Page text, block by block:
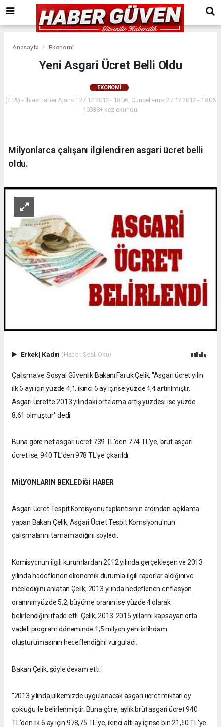
Anasayfa Ekonomi
Yeni Asgari Ücret Belli Oldu
EKONOMI
(İHA) - İhlas Haber Ajansı | 27.12.2012 - 18:06, Güncelleme: 27.12.2012 - 18:06
10038+ kez okundu.
Milyonlarca çalışanı ilgilendiren asgari ücret belli
oldu.
Erkek| Kadın (Haberi Sesli Oku)
Çalışma ve Sosyal Güvenlik Bakanı Faruk Çelik, ''Asgari ücret yılın
ilk 6 ayı için yüzde 4,1, ikinci 6 ay içinse yüzde 4,4 artırılmıştır.
Asgari ücrette 2013 yılındaki ortalama artış yüzdesi ise yüzde
8,61 olmuştur'' dedi.
Buna göre net asgari ücret 739 TL'den 774 TL'ye, brüt asgari
ücret ise, 940 TL'den 978 TL'ye çıkarıldı.
MİLYONLARIN BEKLEDİĞİ HABER
Asgari Ücret Tespit Komisyonu toplantısının ardından açıklama
yapan Bakan Çelik, Asgari Ücret Tespit Komsiyonu'nun
çalışmalarını tamamladığını söyledi.
Komisyonun ilgili kurumlardan 2012 yılında gerçekleşen ve 2013
yılında hedeflenen ekonomik durumla ilgili raporlar aldığını ve
incelediğini anlatan Çelik, 2013 yılında hedeflenen enflasyon
oranının yüzde 5,2, büyüme oranın ise yüzde 4 olarak
belirlendiğini ifade etti. Çelik, 2013-2015 yıllarını kapsayan orta
vadeli program döneminde 1,5 milyon yeni istihdam
oluşturulmasının hedeflendiğini vurguladı.
Bakan Çelik, şöyle devam etti:
''2013 yılında ülkemizde uygulanacak asgari ücret miktarı oy
çokluğu ile belirlenmiştir. Buna göre, aylık brüt asgari ücret 940
TL'den ilk 6 ay için 978,75 TL'ye, ikinci altı ay içinse bin 21,50 TL'ye